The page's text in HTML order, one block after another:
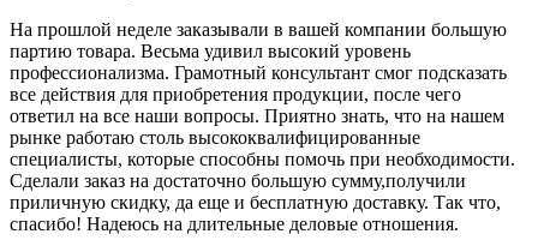
На прошлой неделе заказывали в вашей компании большую
партию товара. Весьма удивил высокий уровень
профессионализма. Грамотный консультант смог подсказать
все действия для приобретения продукции, после чего
ответил на все наши вопросы. Приятно знать, что на нашем
рынке работаю столь высококвалифицированные
специалисты, которые способны помочь при необходимости.
Сделали заказ на достаточно большую сумму,получили
приличную скидку, да еще и бесплатную доставку. Так что,
спасибо! Надеюсь на длительные деловые отношения.